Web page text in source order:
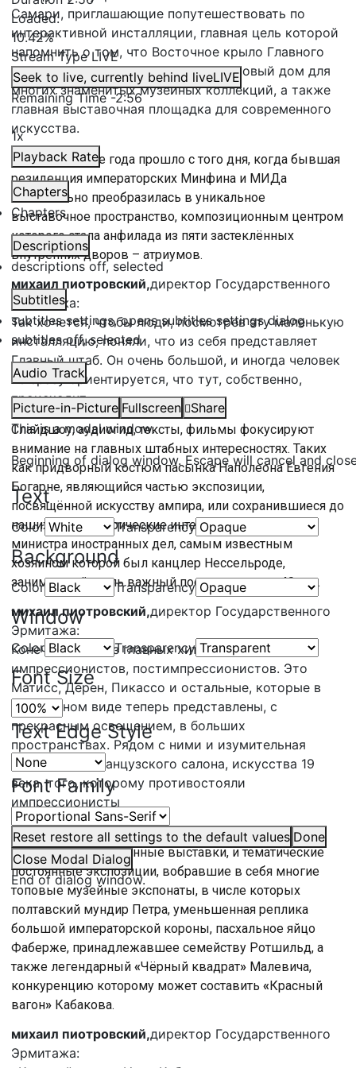
Loaded:
10.42%
Stream TypeLIVE
Seek to live, currently behind liveLIVE
Remaining Time-2:56
1x
Playback Rate
Chapters
Chapters
Descriptions
descriptions off, selected
Subtitles
subtitles settings, opens subtitles settings dialog
subtitles off, selected
Audio Track
Picture-in-Picture Fullscreen
Share
This is a modal window.
Beginning of dialog window. Escape will cancel and
Text
Color Transparency
Background
Color Transparency
Window
Color Transparency
Font Size
Text Edge Style
Font Family
Reset restore all settings to the default values Done
Close Modal Dialog
End of dialog window.
Самари, приглашающие попутешествовать по
интерактивной инсталляции, главная цель которой
напомнить о том, что Восточное крыло Главного
штаба уже давно часть Эрмитажа, новый дом для
многих знаменитых музейных коллекций, а также
главная выставочная площадка для современного
искусства.
Вот уже четыре года прошло с того дня, когда бывшая
резиденция императорских Минфина и МИДа
окончаельно преобразилась в уникальное
выставочное пространство, композиционным центром
которого стала анфилада из пяти застеклённых
внутренних дворов – атриумов.
михаил пиотровский,директор Государственного
Эрмитажа:
Так хочется, чтобы люди, посмотрев эту маленькую
инсталляцию, поняли, что из себя представляет
Главный штаб. Он очень большой, и иногда человек
не сразу ориентируется, что тут, собственно,
происходит.
Слайдшоу, аудиогид, тексты, фильмы фокусируют
внимание на главных штабных интересностях. Таких
как придворный костюм пасынка Наполеона Евгения
Богарне, являющийся частью экспозиции,
посвящённой искусству ампира, или сохранившиеся до
наших дней исторические интерьеры квартиры
министра иностранных дел, самым известным
хозяином которой был канцлер Нессельроде,
занимавший столь важный пост рекордные 40 лет.
михаил пиотровский,директор Государственного
Эрмитажа:
Конечно, один из главных хитов — это выставка
импрессионистов, постимпрессионистов. Это
Матисс, Дерен, Пикассо и остальные, которые в
прекрасном виде теперь представлены, с
прекрасным освещением, в больших
пространствах. Рядом с ними и изумительная
экспозиция французского салона, искусства 19
века, того, которому противостояли
импрессионисты
Эрмитажный Главный Штаб сегодня – это и
резонансные временные выставки, и тематические
постоянные экспозиции, вобравшие в себя многие
топовые музейные экспонаты, в числе которых
полтавский мундир Петра, уменьшенная реплика
большой императорской короны, пасхальное яйцо
Фаберже, принадлежавшее семейству Ротшильд, а
также легендарный «Чёрный квадрат» Малевича,
конкуренцию которому может составить «Красный
вагон» Кабакова.
михаил пиотровский,директор Государственного
Эрмитажа: